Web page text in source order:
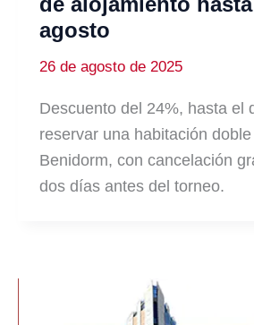
agosto
26 de agosto de 2025
Descuento del 24%, hasta el
reservar una habitación
Benidorm, con cancelación
dos días antes del torneo.